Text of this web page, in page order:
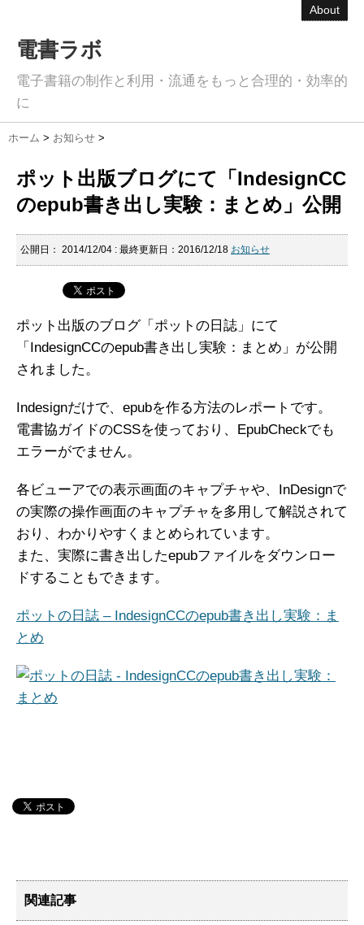
About
電書ラボ
電子書籍の制作と利用・流通をもっと合理的・効率的
に
ホーム > お知らせ >
ポット出版ブログにて「IndesignCC
のepub書き出し実験：まとめ」公開
公開日： 2014/12/04 : 最終更新日：2016/12/18 お知らせ
ポット出版のブログ「ポットの日誌」にて
「IndesignCCのepub書き出し実験：まとめ」が公開
されました。
Indesignだけで、epubを作る方法のレポートです。
電書協ガイドのCSSを使っており、EpubCheckでも
エラーがでません。
各ビューアでの表示画面のキャプチャや、InDesignで
の実際の操作画面のキャプチャを多用して解説されて
おり、わかりやすくまとめられています。
また、実際に書き出したepubファイルをダウンロー
ドすることもできます。
ポットの日誌 – IndesignCCのepub書き出し実験：ま
とめ
関連記事